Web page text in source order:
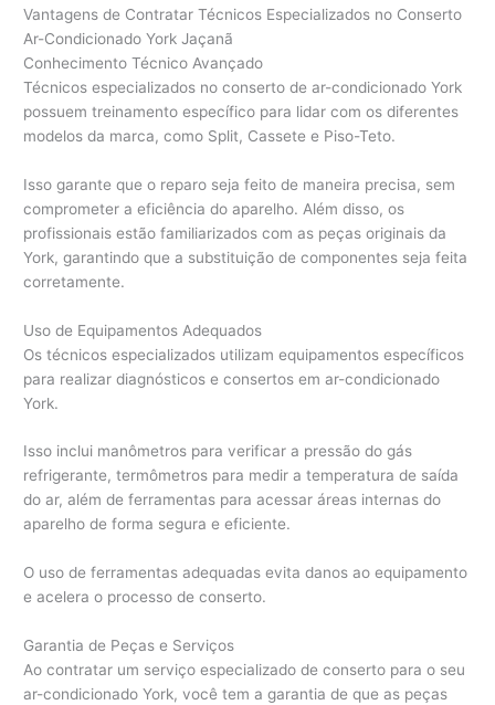
Vantagens de Contratar Técnicos Especializados no Conserto
Ar-Condicionado York Jaçanã
Conhecimento Técnico Avançado
Técnicos especializados no conserto de ar-condicionado York
possuem treinamento específico para lidar com os diferentes
modelos da marca, como Split, Cassete e Piso-Teto.
Isso garante que o reparo seja feito de maneira precisa, sem
comprometer a eficiência do aparelho. Além disso, os
profissionais estão familiarizados com as peças originais da
York, garantindo que a substituição de componentes seja feita
corretamente.
Uso de Equipamentos Adequados
Os técnicos especializados utilizam equipamentos específicos
para realizar diagnósticos e consertos em ar-condicionado
York.
Isso inclui manômetros para verificar a pressão do gás
refrigerante, termômetros para medir a temperatura de saída
do ar, além de ferramentas para acessar áreas internas do
aparelho de forma segura e eficiente.
O uso de ferramentas adequadas evita danos ao equipamento
e acelera o processo de conserto.
Garantia de Peças e Serviços
Ao contratar um serviço especializado de conserto para o seu
ar-condicionado York, você tem a garantia de que as peças